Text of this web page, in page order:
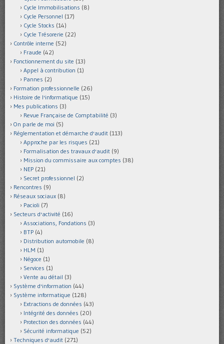
Cycle Immobilisations (8)
Cycle Personnel (17)
Cycle Stocks (14)
Cycle Trésorerie (22)
Contrôle interne (52)
Fraude (42)
Fonctionnement du site (13)
Appel à contribution (1)
Pannes (2)
Formation professionnelle (26)
Histoire de l'informatique (15)
Mes publications (3)
Revue Française de Comptabilité (3)
On parle de moi (5)
Réglementation et démarche d'audit (113)
Approche par les risques (21)
Formalisation des travaux d'audit (9)
Mission du commissaire aux comptes (38)
NEP (21)
Secret professionnel (2)
Rencontres (9)
Réseaux sociaux (8)
Pacioli (7)
Secteurs d'activité (16)
Associations, Fondations (3)
BTP (4)
Distribution automobile (8)
HLM (1)
Négoce (1)
Services (1)
Vente au détail (3)
Système d'information (44)
Système informatique (128)
Extractions de données (43)
Intégrité des données (20)
Protection des données (44)
Sécurité informatique (52)
Techniques d'audit (271)